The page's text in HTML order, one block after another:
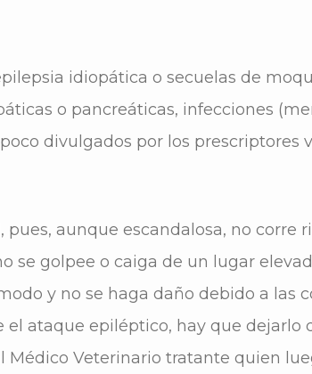
idiopática o secuelas de
o pancreáticas, infecciones
divulgados por los prescriptores
aunque escandalosa, no corre
se golpee o caiga de un lugar
y no se haga daño debido a las
ataque epiléptico, hay que dejarlo
Veterinario tratante quien